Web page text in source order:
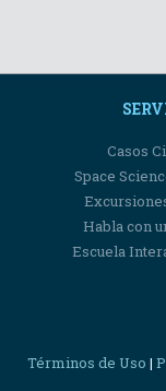
Casos
Space
Habla con
Escuela
Términos de Uso |